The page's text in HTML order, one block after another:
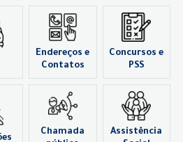
Endereços e
Contatos
Concursos e
PSS
Chamada
Assistência